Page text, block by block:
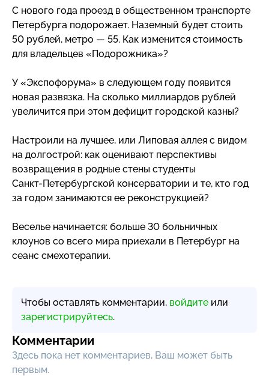
С нового года проезд в общественном транспорте
Петербурга подорожает. Наземный будет стоить
50 рублей, метро — 55. Как изменится стоимость
для владельцев «Подорожника»?
У «Экспофорума» в следующем году появится
новая развязка. На сколько миллиардов рублей
увеличится при этом дефицит городской казны?
Настроили на лучшее, или Липовая аллея с видом
на долгострой: как оценивают перспективы
возвращения в родные стены студенты
Санкт-Петербургской консерватории и те, кто год
за годом занимаются ее реконструкцией?
Веселье начинается: больше 30 больничных
клоунов со всего мира приехали в Петербург на
сеанс смехотерапии.
Чтобы оставлять комментарии, войдите или
зарегистрируйтесь.
Комментарии
Здесь пока нет комментариев, Ваш может быть
первым.